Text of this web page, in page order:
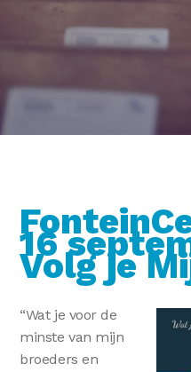
16
Volg je
“Wat je voor de
minste van mijn
broeders en